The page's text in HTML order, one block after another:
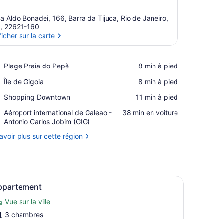
Aldo Bonadei, 166, Barra da Tijuca, Rio de Janeiro,
22621-160
sur la carte
Plage Praia do Pepê
Place,
Praia
Pepê
‪8 min à pied‬
Île de Gigoia
Place,
de
‪8 min à pied‬
Shopping Downtown
Place,
Downtown
‪11 min à pied‬
Aéroport international de Galeao -
Antonio Carlos Jobim (GIG)
Airport,
Aéroport
de
Jobim
(GIG)
‪38 min en voiture‬
plus sur cette région
des chaises et un tapis rouge.Une chambre d’hôtel avec deux lits, un
6
Vue sur la ville
3 chambres